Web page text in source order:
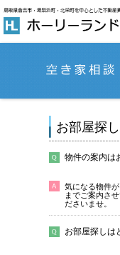
お部屋探
物件の案内は
気になる物件
までご案内さ
ださいませ。
お部屋探しは